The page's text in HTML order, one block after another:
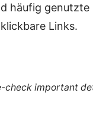
häufig genutzte
Links.
check important